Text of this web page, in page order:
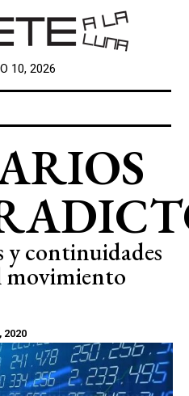
10, 2026
y continuidades
movimiento
2020